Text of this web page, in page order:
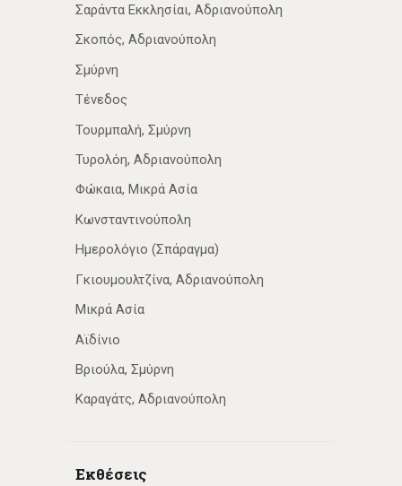
Σαράντα Εκκλησίαι, Αδριανούπολη
Σκοπός, Αδριανούπολη
Σμύρνη
Τένεδος
Τουρμπαλή, Σμύρνη
Τυρολόη, Αδριανούπολη
Φώκαια, Μικρά Ασία
Κωνσταντινούπολη
Ημερολόγιο (Σπάραγμα)
Γκιουμουλτζίνα, Αδριανούπολη
Μικρά Ασία
Αϊδίνιο
Βριούλα, Σμύρνη
Καραγάτς, Αδριανούπολη
Εκθέσεις